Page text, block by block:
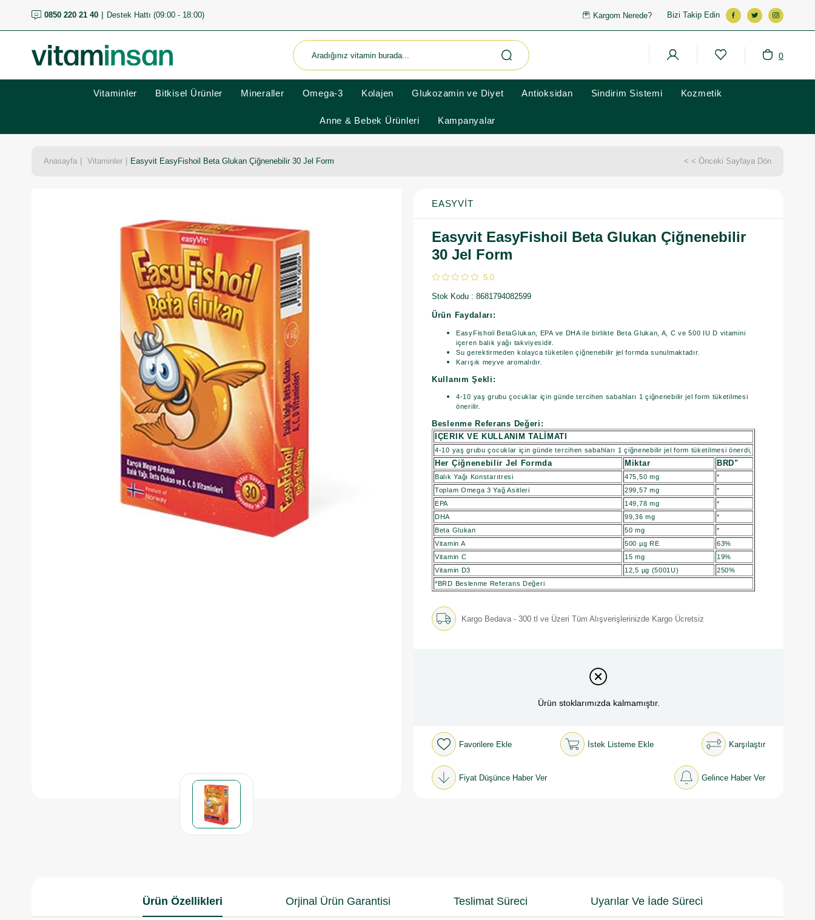
0850 220 21 40 Destek Hattı (09:00 - 18:00) Kargom Nerede? Bizi Takip Edin
0
Vitaminler Bitkisel Ürünler Mineraller Omega-3 Kolajen Glukozamin ve Diyet Antioksidan Sindirim Sistemi Kozmetik
Anne & Bebek Ürünleri Kampanyalar
Anasayfa Vitaminler Easyvit EasyFishoil Beta Glukan Çiğnenebilir 30 Jel Form < < Önceki Sayfaya Dön
EASYVIT
Easyvit EasyFishoil Beta Glukan Çiğnenebilir
30 Jel Form
5.0
Stok Kodu 8681794082599
Ürün Faydaları:
EasyFishoil BetaGlukan, EPA ve DHA ile birlikte Beta Glukan, A, C ve 500 IU D vitamini
içeren balık yağı takviyesidir.
Su gerektirmeden kolayca tüketilen çiğnenebilir jel formda sunulmaktadır.
Karışık meyve aromalıdır.
Kullanım Şekli:
4-10 yaş grubu çocuklar için günde tercihen sabahları 1 çiğnenebilir jel form tüketilmesi
önerilir.
Beslenme Referans Değeri:
IÇERIK VE KULLANIM TALİMATI
4-10 yaş grubu çocuklar için günde tercihen sabahları 1 çiğnenebilir jel form tüketilmesi önerdi,
Her Çiğnenebilir Jel Formda Miktar BRD"
Balık Yağı Konstarıtresi 475,50 mg
*
Toplam Omega 3 Yağ Asitleri
299,57 mg
*
EPA
149,78 mg
*
DHA
99,36 mg
*
Beta Glukan
50 mg
*
Vitamin A
500 µg RE
63%
Vitamin C
15 mg
19%
Vitamin D3
12,5 µg (5001U)
250%
*BRD Beslenme Referans Değeri
Kargo Bedava - 300 tl ve Üzeri Tüm Alışverişlerinizde Kargo Ücretsiz
Ürün stoklarımızda kalmamıştır.
Favorilere Ekle İstek Listeme Ekle Karşılaştır
Fiyat Düşünce Haber Ver Gelince Haber Ver
Ürün Özellikleri Orjinal Ürün Garantisi Teslimat Süreci Uyarılar Ve İade Süreci